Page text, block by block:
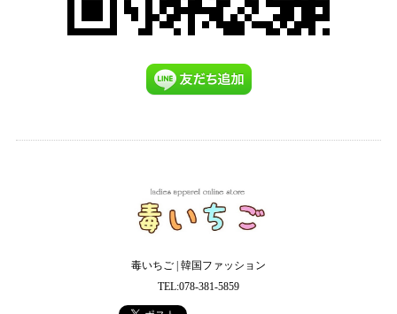
毒いちご | 韓国ファッション
TEL:078-381-5859